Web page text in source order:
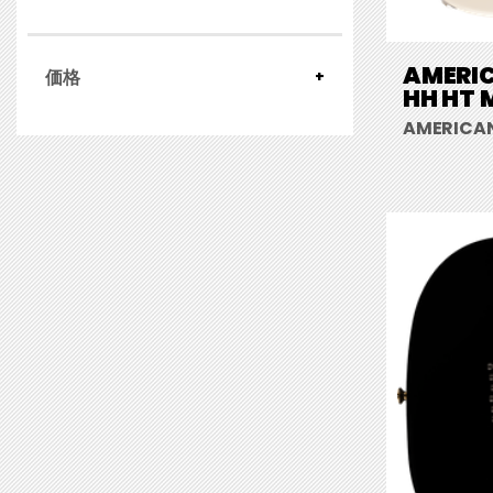
価格
HH HT